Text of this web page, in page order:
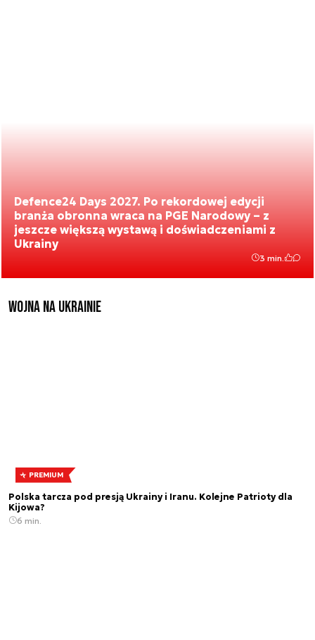
Defence24 Days 2027. Po rekordowej edycji
branża obronna wraca na PGE Narodowy – z
jeszcze większą wystawą i doświadczeniami z
Ukrainy
3 min.
Wojna na Ukrainie
PREMIUM
Polska tarcza pod presją Ukrainy i Iranu. Kolejne Patrioty dla
Kijowa?
6 min.